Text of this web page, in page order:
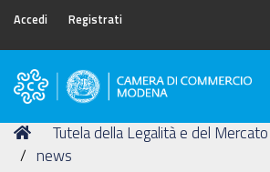
Accedi Registrati
Camera
Commercio
di
Tu
sei
Home
Tutela della Legalità e del Mercato
news